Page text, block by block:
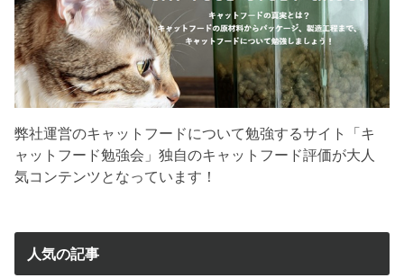
弊社運営のキャットフードについて勉強するサイト「キ
ャットフード勉強会」独自のキャットフード評価が大人
気コンテンツとなっています！
人気の記事